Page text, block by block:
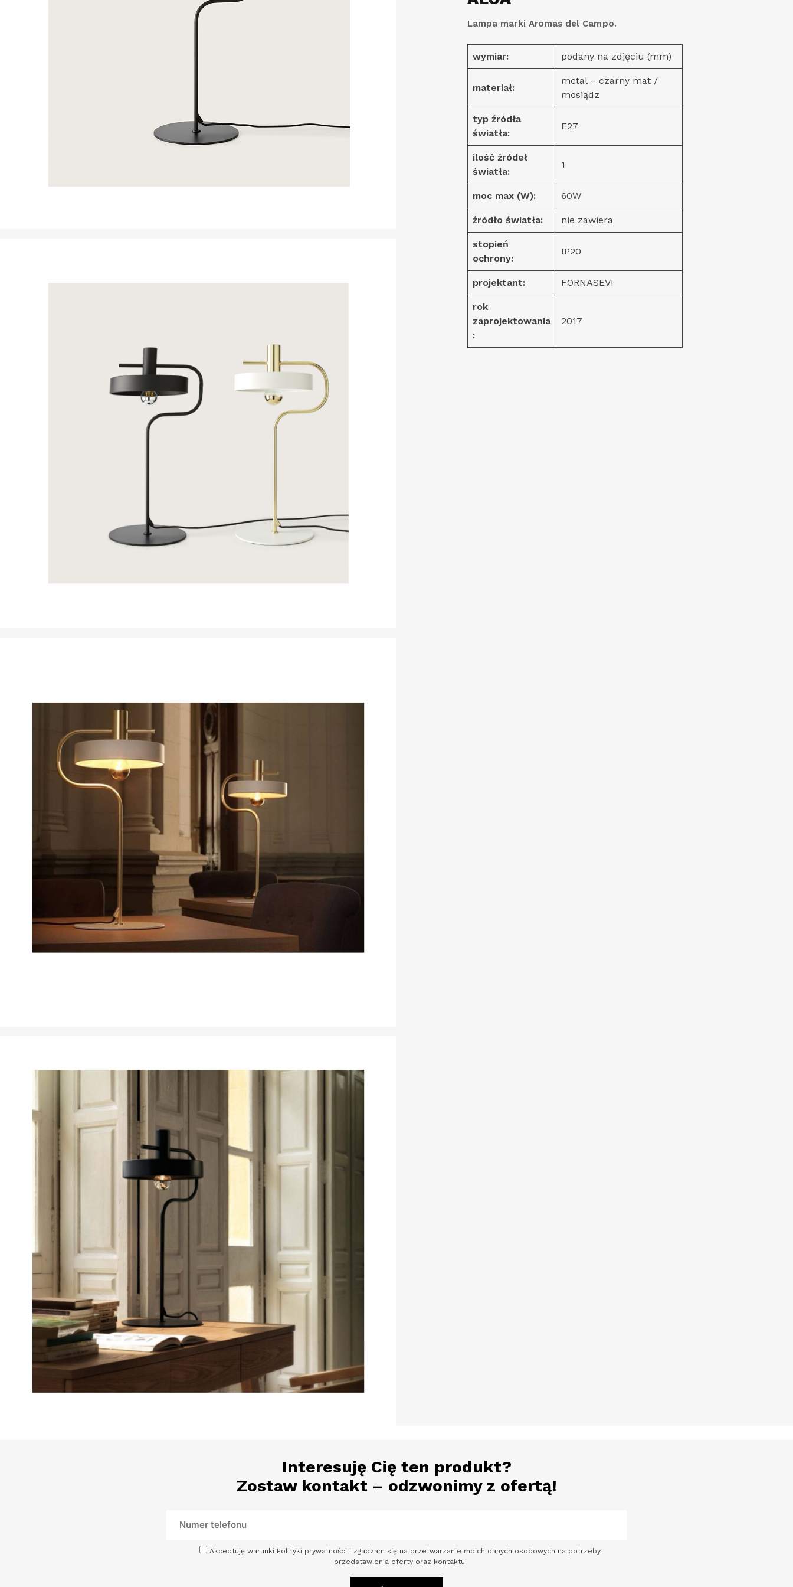
Lampa marki Aromas del Campo.
wymiar: podany na zdjęciu (mm)
materiał:
metal – czarny mat /
mosiądz
typ źródła
światła:
E27
ilość źródeł
światła:
1
moc max (W): 60W
źródło światła: nie zawiera
stopień
ochrony:
IP20
projektant: FORNASEVI
rok
zaprojektowania
:
2017
Interesuję Cię ten produkt?
Zostaw kontakt – odzwonimy z ofertą!
Akceptuję warunki Polityki prywatności i zgadzam się na przetwarzanie moich danych osobowych na potrzeby
przedstawienia oferty oraz kontaktu.